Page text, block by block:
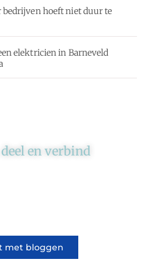
hoeft niet duur te
elektricien in Barneveld
en verbind
met bloggen